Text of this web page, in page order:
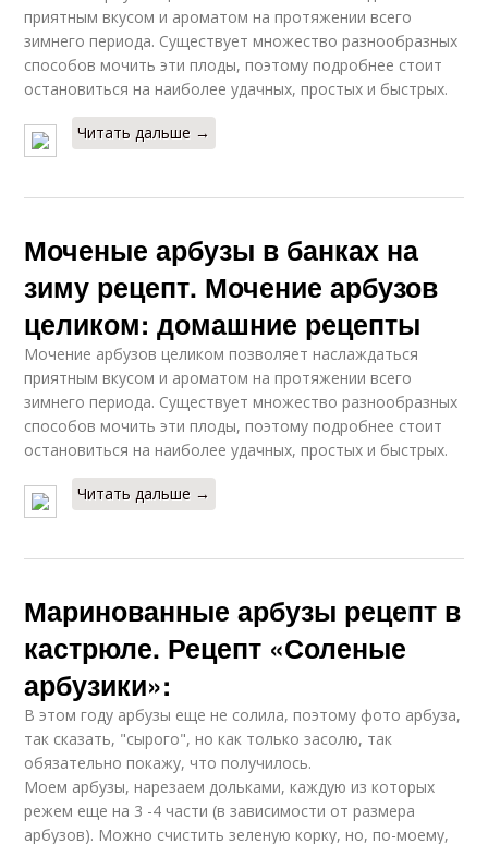
приятным вкусом и ароматом на протяжении всего
зимнего периода. Существует множество разнообразных
способов мочить эти плоды, поэтому подробнее стоит
остановиться на наиболее удачных, простых и быстрых.
Читать дальше →
Моченые арбузы в банках на
зиму рецепт. Мочение арбузов
целиком: домашние рецепты
Мочение арбузов целиком позволяет наслаждаться
приятным вкусом и ароматом на протяжении всего
зимнего периода. Существует множество разнообразных
способов мочить эти плоды, поэтому подробнее стоит
остановиться на наиболее удачных, простых и быстрых.
Читать дальше →
Маринованные арбузы рецепт в
кастрюле. Рецепт «Соленые
арбузики»:
В этом году арбузы еще не солила, поэтому фото арбуза,
так сказать, "сырого", но как только засолю, так
обязательно покажу, что получилось.
Моем арбузы, нарезаем дольками, каждую из которых
режем еще на 3 -4 части (в зависимости от размера
арбузов). Можно счистить зеленую корку, но, по-моему,